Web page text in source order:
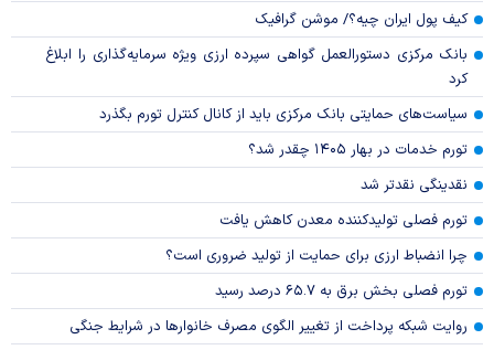
کیف پول ایران چیه؟/ موشن گرافیک
بانک مرکزی دستورالعمل گواهی سپرده ارزی ویژه سرمایه‌گذاری را ابلاغ
کرد
سیاست‌های حمایتی بانک مرکزی باید از کانال کنترل تورم بگذرد
تورم خدمات در بهار ۱۴۰۵ چقدر شد؟
نقدینگی نقدتر شد
تورم فصلی تولیدکننده معدن کاهش یافت
چرا انضباط ارزی برای حمایت از تولید ضروری است؟
تورم فصلی بخش برق به ۶۵.۷ درصد رسید
روایت شبکه پرداخت از تغییر الگوی مصرف خانوار‌ها در شرایط جنگی